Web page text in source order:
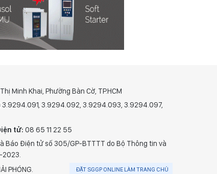
Minh Khai, Phường Bàn Cờ, TP.HCM
3.9294.091, 3.9294.092, 3.9294.093, 3.9294.097,
tử: 08 65 11 22 55
Báo Điện tử số 305/GP-BTTTT do Bộ Thông tin và
2023.
PHÓNG.
ĐẶT SGGP ONLINE LÀM TRANG CHỦ